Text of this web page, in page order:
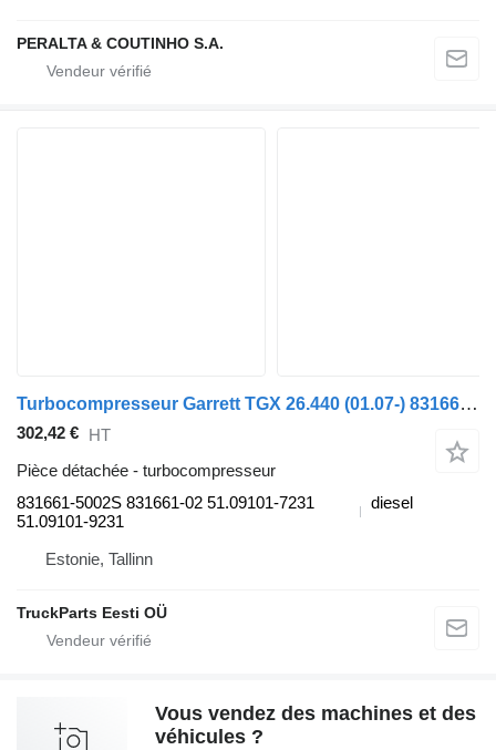
PERALTA & COUTINHO S.A.
Turbocompresseur Garrett TGX 26.440 (01.07-) 831661-5002S pour tracteur routier MAN TGL, TGM, TGS, TGX (2005-2021)
302,42 € HT
Pièce détachée - turbocompresseur
831661-5002S 831661-02 51.09101-7231
51.09101-9231
diesel
Estonie, Tallinn
TruckParts Eesti OÜ
Vous vendez des machines et des
véhicules ?